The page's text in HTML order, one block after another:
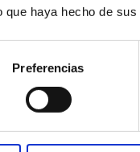
que haya hecho de
Preferencias